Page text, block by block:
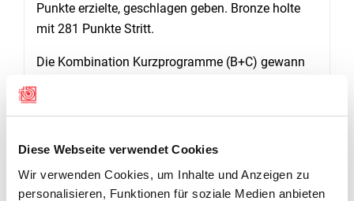
Diese Webseite verwendet Cookies
Wir verwenden Cookies, um Inhalte und Anzeigen zu
personalisieren, Funktionen für soziale Medien anbieten
Punkte erzielte, geschlagen geben. Bronze holte
mit 281 Punkte Stritt.
Die Kombination Kurzprogramme (B+C) gewann
A+B+C) ging an Stritt (913 Punkte), vor Broch (904
Punkte) und Blatti (888 Punkte).